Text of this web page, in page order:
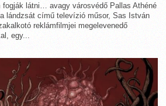
fogják látni… avagy városvédő Pallas Athéné
lándzsát című televízió műsor, Sas István
reklámfilmjei megelevenedő
egy...